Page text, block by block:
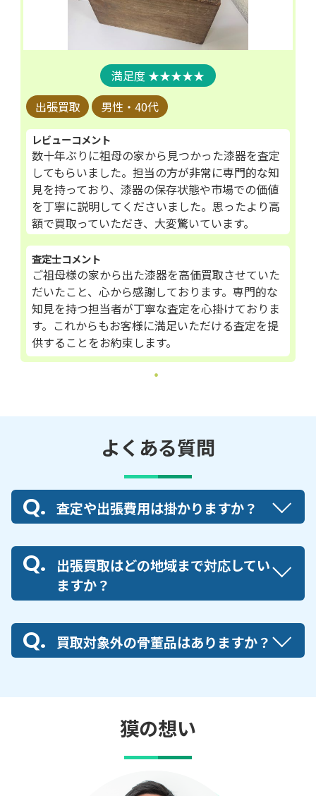
★★★★★
出張買取
男性・40代
レビューコメント
数十年ぶりに祖母の家から見つかった漆器を査定
してもらいました。担当の方が非常に専門的な知
見を持っており、漆器の保存状態や市場での価値
を丁寧に説明してくださいました。思ったより高
額で買取っていただき、大変驚いています。
査定士コメント
ご祖母様の家から出た漆器を高価買取させていた
だいたこと、心から感謝しております。専門的な
知見を持つ担当者が丁寧な査定を心掛けておりま
す。これからもお客様に満足いただける査定を提
供することをお約束します。
よくある質問
査定や出張費用は掛かりますか？
出張買取はどの地域まで対応してい
ますか？
買取対象外の骨董品はありますか？
獏の想い